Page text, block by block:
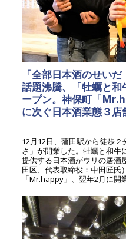
「全部日本酒のせい
話題沸騰、「牡蠣と
ープン。神保町「
に次ぐ日本酒業態３店
12月12日、蒲田駅から徒歩
さ」が開業した。牡蠣と和牛
提供する日本酒がウリの居酒
田区、代表取締役：中田匠氏
「Mr.happy」、翌年2月に開